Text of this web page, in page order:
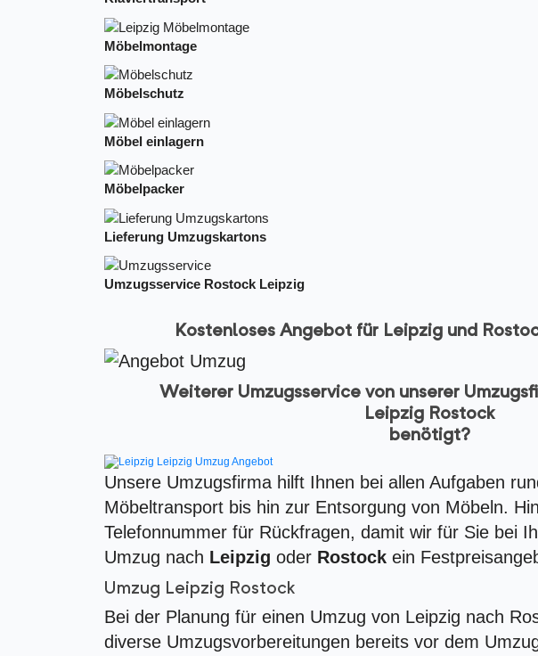
Möbelmontage
Möbelschutz
Möbel einlagern
Möbelpacker
Lieferung Umzugskartons
Umzugsservice Rostock Leipzig
Kostenloses Angebot für Leipzig und
Weiterer Umzugsservice von unserer
Leipzig Rostock
benötigt?
Unsere Umzugsfirma hilft Ihnen bei allen Aufgaben
Möbeltransport bis hin zur Entsorgung von Möbeln.
Telefonnummer für Rückfragen, damit wir für Sie bei
Umzug nach Leipzig oder Rostock ein
Umzug Leipzig Rostock
Bei der Planung für einen Umzug von Leipzig nach
diverse Umzugsvorbereitungen bereits vor dem